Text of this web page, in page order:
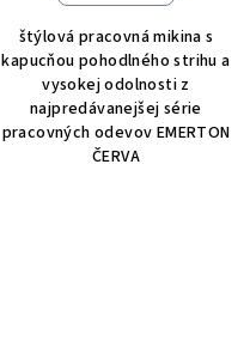
štýlová pracovná mikina s
kapucňou pohodlného strihu a
vysokej odolnosti z
najpredávanejšej série
pracovných odevov EMERTON
ČERVA